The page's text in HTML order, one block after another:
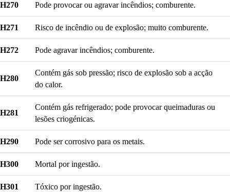
H270 Pode provocar ou agravar incêndios; comburente.
H271 Risco de incêndio ou de explosão; muito comburente.
H272 Pode agravar incêndios; comburente.
H280
Contém gás sob pressão; risco de explosão sob a acção
do calor.
H281
Contém gás refrigerado; pode provocar queimaduras ou
lesões criogénicas.
H290 Pode ser corrosivo para os metais.
H300 Mortal por ingestão.
H301 Tóxico por ingestão.